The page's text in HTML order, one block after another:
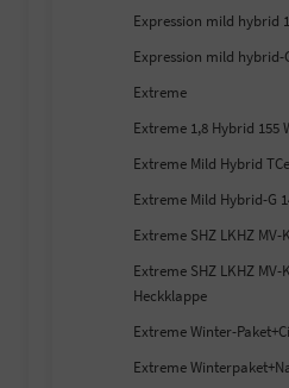
Expression mild hybrid
Expression mild hybrid-
Extreme
Extreme 1,8 Hybrid 155
Extreme Mild Hybrid
Extreme Mild Hybrid-G
Extreme SHZ LKHZ
Extreme SHZ LKHZ
Heckklappe
Extreme Winter-
Extreme